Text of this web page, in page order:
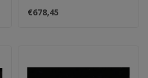
€678,45